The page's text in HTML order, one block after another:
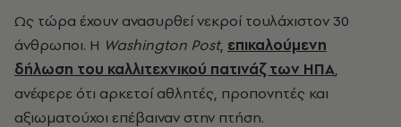
Ως τώρα έχουν ανασυρθεί νεκροί τουλάχιστον 30
άνθρωποι. Η Washington Post, επικαλούμενη
δήλωση του καλλιτεχνικού πατινάζ των ΗΠΑ,
ανέφερε ότι αρκετοί αθλητές, προπονητές και
αξιωματούχοι επέβαιναν στην πτήση.